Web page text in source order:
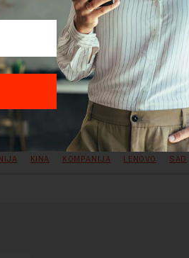
za biometrijsku autentifikaciju.
tržištu iznosi 1.754 dolara.
uz obavezno navođenje izvora i uz
KINA KOMPANIJA LENOVO SAD